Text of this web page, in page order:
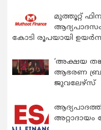
മുത്തൂറ്റ്
കോടി രൂപയായി
‘അക്ഷയ
ആഭരണ
ജുവലേഴ്‌സ്
അറ്റാദായം